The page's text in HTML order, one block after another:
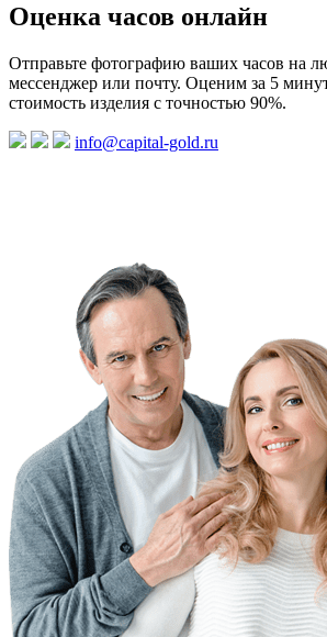
Оценка часов онлайн
Отправьте фотографию ваших часов на
мессенджер или почту. Оценим за 5
стоимость изделия с точностью 90%.
info@capital-gold.ru